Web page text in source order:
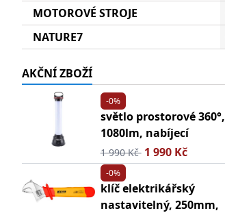
MOTOROVÉ STROJE
NATURE7
AKČNÍ ZBOŽÍ
-0%
světlo prostorové 360°,
1080lm, nabíjecí
1 990 Kč 1 990 Kč
-0%
klíč elektrikářský
nastavitelný, 250mm,